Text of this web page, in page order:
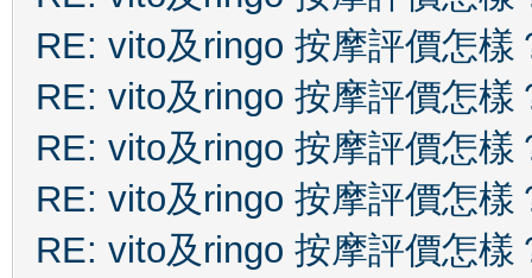
RE: vito及ringo 按摩評價怎樣
RE: vito及ringo 按摩評價怎樣
RE: vito及ringo 按摩評價怎樣
RE: vito及ringo 按摩評價怎樣
RE: vito及ringo 按摩評價怎樣